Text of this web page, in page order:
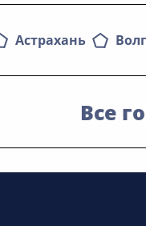
Астрахань
Все